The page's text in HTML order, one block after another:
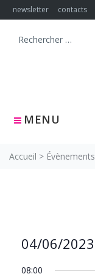
Skip
to
newsletter contacts
MENU
Search
Accueil > Évènements
04/06/2023
08:00